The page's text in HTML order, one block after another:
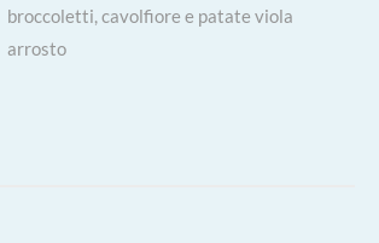
broccoletti, cavolfiore e patate viola
arrosto